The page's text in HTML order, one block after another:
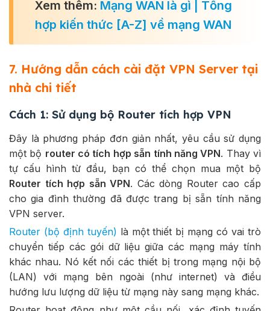
Xem thêm: Mạng WAN là gì | Tổng
hợp kiến thức [A-Z] về mạng WAN
7. Hướng dẫn cách cài đặt VPN Server tại
nhà chi tiết
Cách 1: Sử dụng bộ Router tích hợp VPN
Đây là phương pháp đơn giản nhất, yêu cầu sử dụng
một bộ router có tích hợp sẵn tính năng VPN. Thay vì
tự cấu hình từ đầu, bạn có thể chọn mua một bộ
Router tích hợp sẵn VPN. Các dòng Router cao cấp
cho gia đình thường đã được trang bị sẵn tính năng
VPN server.
Router (bộ định tuyến) là một thiết bị mạng có vai trò
chuyển tiếp các gói dữ liệu giữa các mạng máy tính
khác nhau. Nó kết nối các thiết bị trong mạng nội bộ
(LAN) với mạng bên ngoài (như internet) và điều
hướng lưu lượng dữ liệu từ mạng này sang mạng khác.